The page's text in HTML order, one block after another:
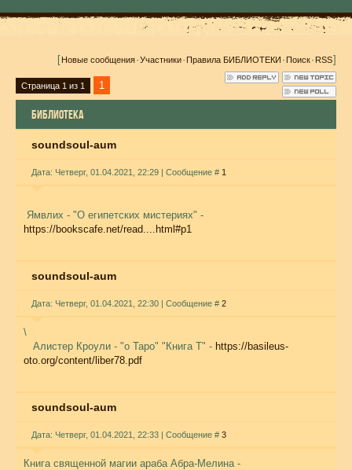
[Новые сообщения·Участники·Правила БИБЛИОТЕКИ·Поиск·RSS]
Страница 1 из 1 1
БИБЛИОТЕКА
soundsoul-aum
Дата: Четверг, 01.04.2021, 22:29 | Сообщение # 1
Ямвлих - "О египетских мистериях" -
https://bookscafe.net/read....html#p1
soundsoul-aum
Дата: Четверг, 01.04.2021, 22:30 | Сообщение # 2
\
Алистер Кроули - "о Таро" "Книга Т" - https://basileus-
oto.org/content/liber78.pdf
soundsoul-aum
Дата: Четверг, 01.04.2021, 22:33 | Сообщение # 3
Книга священной магии араба Абра-Мелина -